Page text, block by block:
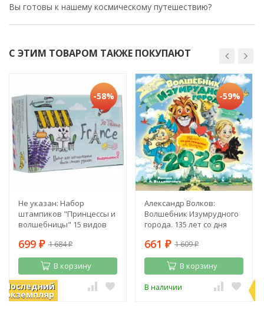
Вы готовы к нашему космическому путешествию?
С ЭТИМ ТОВАРОМ ТАКЖЕ ПОКУПАЮТ
Последний
экземпляр
-58%
Не указан: Набор
штампиков "Принцессы и
волшебницы" 15 видов
699 ₽ 1 684₽
В корзину
В наличии
-59%
Александр Волков:
Волшебник Изумрудного
города. 135 лет со дня
661 ₽ 1 609₽
В корзину
В наличии